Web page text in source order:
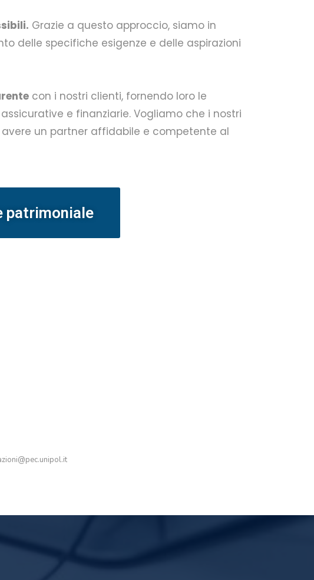
Grazie a questo approccio, siamo in
delle specifiche esigenze e delle aspirazioni
con i nostri clienti, fornendo loro le
e finanziarie. Vogliamo che i nostri
un partner affidabile e competente al
patrimoniale